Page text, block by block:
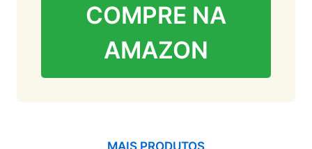
COMPRE NA
AMAZON
MAIS PRODUTOS